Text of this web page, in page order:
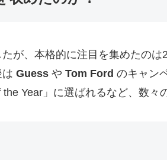
が、本格的に注目を集めたの
Guess や Tom Ford のキャン
Year」に選ばれるなど、数々